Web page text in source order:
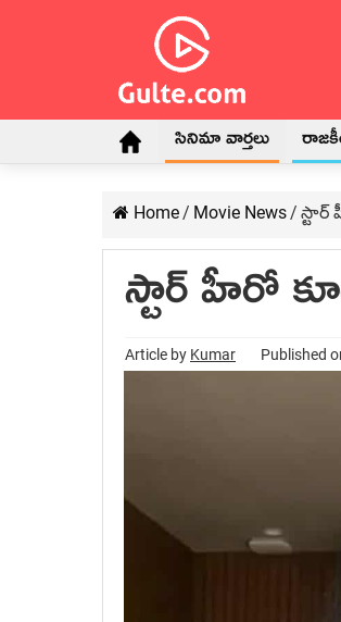
సినిమా వార్తలు
Home/ Movie News/ స్టార్
స్టార్ హీరో
Article by Kumar Published